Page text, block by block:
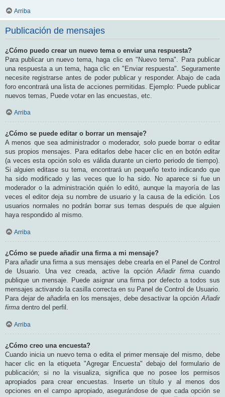
Arriba
Publicación de mensajes
¿Cómo puedo crear un nuevo tema o enviar una respuesta?
Para publicar un nuevo tema, haga clic en "Nuevo tema". Para publicar
una respuesta a un tema, haga clic en "Enviar respuesta". Seguramente
necesite registrarse antes de poder publicar y responder. Abajo de cada
foro encontrará una lista de acciones permitidas. Ejemplo: Puede publicar
nuevos temas, Puede votar en las encuestas, etc.
Arriba
¿Cómo se puede editar o borrar un mensaje?
A menos que sea administrador o moderador, solo puede borrar o editar
sus propios mensajes. Para editarlos debe hacer clic en en botón editar
(a veces esta opción solo es válida durante un cierto periodo de tiempo).
Si alguien editase su tema, encontrará un pequeño texto indicando que
ha sido modificado y las veces que lo ha sido. No aparece si fue un
moderador o la administración quién lo editó, aunque la mayoría de las
veces el editor deja su nombre de usuario y la causa de la edición. Los
usuarios normales no podrán borrar sus temas después de que alguien
haya respondido al mismo.
Arriba
¿Cómo se puede añadir una firma a mi mensaje?
Para añadir una firma a sus mensajes debe crearla en el Panel de Control
de Usuario. Una vez creada, active la opciónAñadir firma cuando
publique un mensaje. Puede asignar una firma por defecto a todos sus
mensajes activando la casilla correcta en su Panel de Control de Usuario.
Para dejar de añadirla en los mensajes, debe desactivar la opciónAñadir
firma dentro del perfil.
Arriba
¿Cómo creo una encuesta?
Cuando inicia un nuevo tema o edita el primer mensaje del mismo, debe
hacer clic en la etiqueta "Agregar Encuesta" debajo del formulario de
publicación; si no la visualiza, significa que no posee los permisos
apropiados para crear encuestas. Inserte un título y al menos dos
opciones en el campo apropiado, asegurándose de que cada opción se